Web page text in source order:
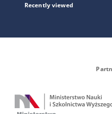
Recently viewed